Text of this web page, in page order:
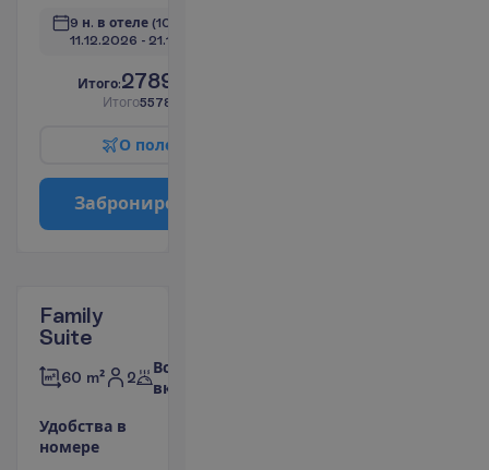
9 н. в отеле (10 н. всего)
11.12.2026 - 21.12.2026
Итого:2789.00
Итого5578.00
О поле
Заброниро
Family
Suite
60 m² 2
Все
включено
Удобства в
номере